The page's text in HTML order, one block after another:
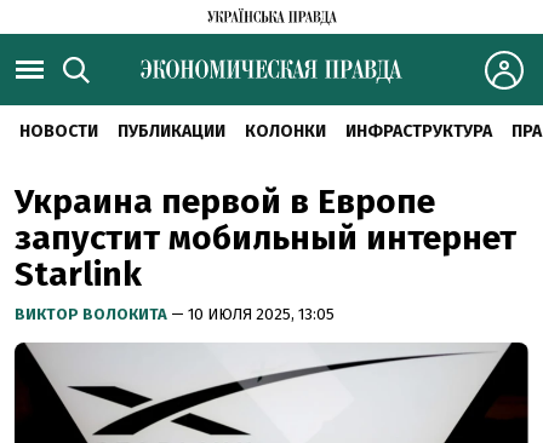
НОВОСТИ ПУБЛИКАЦИИ КОЛОНКИ ИНФРАСТРУКТУРА
Украина первой в Европе
запустит мобильный интернет
Starlink
ВИКТОР ВОЛОКИТА — 10 ИЮЛЯ 2025, 13:05